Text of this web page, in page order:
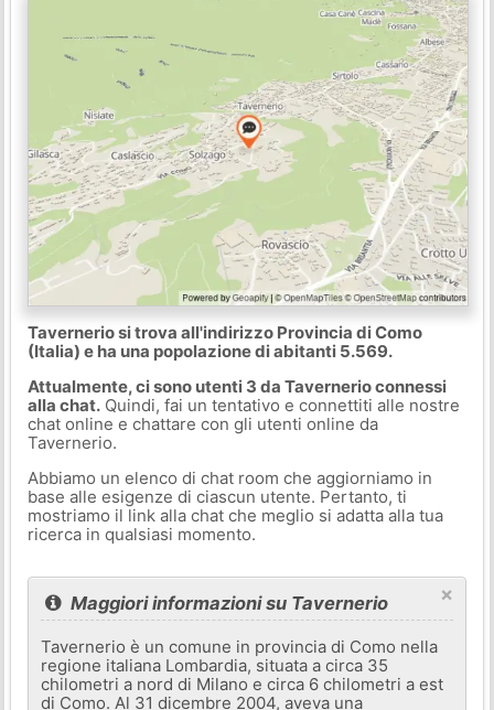
Tavernerio si trova all'indirizzo Provincia di Como
(Italia) e ha una popolazione di abitanti 5.569.
Attualmente, ci sono utenti 3 da Tavernerio connessi
alla chat.Quindi, fai un tentativo e connettiti alle nostre
chat online e chattare con gli utenti online da
Tavernerio.
Abbiamo un elenco di chat room che aggiorniamo in
base alle esigenze di ciascun utente. Pertanto, ti
mostriamo il link alla chat che meglio si adatta alla tua
ricerca in qualsiasi momento.
×
Maggiori informazioni su Tavernerio
Tavernerio è un comune in provincia di Como nella
regione italiana Lombardia, situata a circa 35
chilometri a nord di Milano e circa 6 chilometri a est
di Como. Al 31 dicembre 2004, aveva una